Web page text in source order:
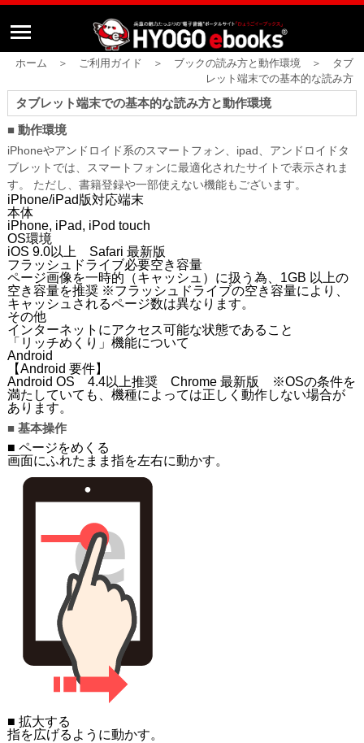
ホーム ＞ ご利用ガイド ＞ ブックの読み方と動作環境 ＞ タブ
レット端末での基本的な読み方
タブレット端末での基本的な読み方と動作環境
■ 動作環境
iPhoneやアンドロイド系のスマートフォン、ipad、アンドロイドタ
ブレット では、スマートフォンに最適化されたサイトで表示されま
す。 ただし、書籍登録や一部使えない機能もございます。
iPhone/iPad版対応端末
本体
iPhone, iPad, iPod touch
OS環境
iOS 9.0以上 Safari 最新版
フラッシュドライブ必要空き容量
ページ画像を一時的（キャッシュ）に扱う為、1GB 以上の
空き容量を推奨 ※フラッシュドライブの空き容量により、
キャッシュされるページ数は異なります。
その他
インターネットにアクセス可能な状態であること
「リッチめくり」機能について
Android
【Android 要件】
Android OS 4.4以上推奨 Chrome 最新版 ※OSの条件を
満たしていても、機種によっては正しく動作しない場合が
あります。
■ 基本操作
■ ページをめくる
画面にふれたまま指を左右に動かす。
■ 拡大する
指を広げるように動かす。